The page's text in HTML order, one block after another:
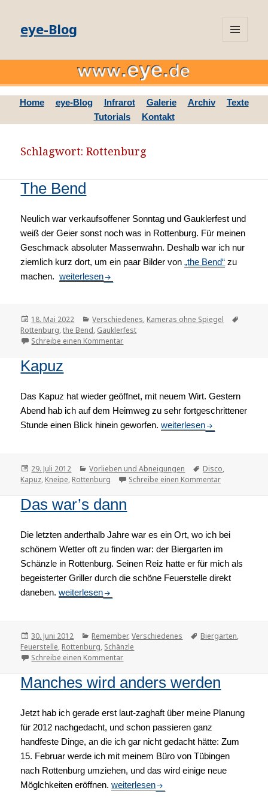
eye-Blog
UND
Home eye-Blog Infrarot Galerie Archiv
Texte
Tutorials
Kontakt
Schlagwort: Rottenburg
The Bend
Neulich war verkaufsoffener Sonntag und Gauklerfest und
weiß der Geier sonst noch was in Rottenburg. Für meinen
Geschmack absoluter Massenwahn. Deshalb war ich nur
ziemlich kurz dort, um ein paar Bilder von„the Bend“ zu
machen.The Bend
weiterlesen
Veröffentlicht
am
18. Mai 2022 Kategorien
Verschiedenes, Kameras ohne Spiegel
Rottenburg,the Bend, Gauklerfest
Schreibe einen Kommentar
Kapuz
Das Kapuz hat wieder geöffnet, mit neuem Wirt. Gestern
Abend hab ich auf dem Heimweg zu sehr fortgeschrittener
Stunde einen Blick hinein geworfen.Kapuz
weiterlesen
Veröffentlicht
am
29. Juli 2012 Kategorien
Vorlieben und Abneigungen Tags
Disco,
Kapuz, Kneipe, Rottenburg Schreibe einen Kommentar
Das war’s dann
Die letzten anderthalb Jahre war es ein Ort, wo ich bei
schönem Wetter oft zu finden war: der Biergarten im
Schänzle in Rottenburg. Seinen Reiz hatte er für mich als
begeisterter Griller durch die schöne Feuerstelle direkt
daneben.Das war’s dann
weiterlesen
Veröffentlicht
am
30. Juni 2012 Kategorien
Remember,Verschiedenes Tags
Biergarten,
Feuerstelle, Rottenburg, Schänzle
Schreibe einen Kommentar
Manches wird anders werden
Jetzt hab ich gerade erst laut-zaghaft über meine Planung
für 2012 nachgedacht, und schon passieren ganz
handfeste Dinge, an die ich gar nicht gedacht hätte: Zum
15. Februar werde ich mit meinem Büro von Tübingen
nach Rottenburg umziehen, und das wird einige neue
Möglchkeiten eröffnen.Manches wird anders werden
weiterlesen